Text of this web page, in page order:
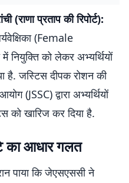
प्रताप की रिपोर्ट):
(Female
में नियुक्ति को लेकर अभ्यर्थियों
है. जस्टिस दीपक रोशन की
(JSSC) द्वारा अभ्यर्थियों
को खारिज कर दिया है.
का आधार गलत
पाया कि जेएसएससी ने